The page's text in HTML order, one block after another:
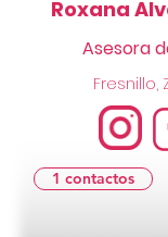
Roxana
Asesora
Fresnillo,
1 contactos